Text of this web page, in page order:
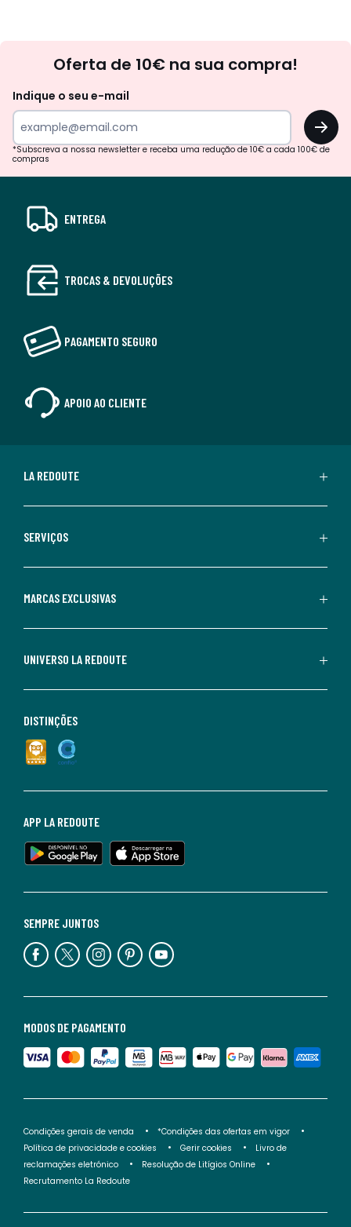
Oferta de 10€ na sua compra!
Indique o seu e-mail
OK
*Subscreva a nossa newsletter e receba uma redução de 10€ a cada 100€ de
compras
ENTREGA
TROCAS & DEVOLUÇÕES
PAGAMENTO SEGURO
APOIO AO CLIENTE
LA REDOUTE
SERVIÇOS
MARCAS EXCLUSIVAS
UNIVERSO LA REDOUTE
MODOS DE PAGAMENTO
SEMPRE JUNTOS
APP LA REDOUTE
DISTINÇÕES
Condições gerais de venda
*Condições das ofertas em vigor
Política de privacidade e cookies
Gerir cookies
Livro de
reclamações eletrónico
Resolução de Litígios Online
Recrutamento La Redoute